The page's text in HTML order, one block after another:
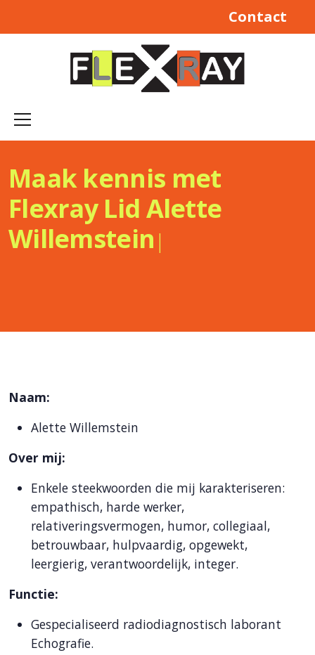
Contact
Maak kennis met
Flexray Lid Alette
Willemstein |
Naam:
Alette Willemstein
Over mij:
Enkele steekwoorden die mij karakteriseren:
empathisch, harde werker,
relativeringsvermogen, humor, collegiaal,
betrouwbaar, hulpvaardig, opgewekt,
leergierig, verantwoordelijk, integer.
Functie:
Gespecialiseerd radiodiagnostisch laborant
Echografie.